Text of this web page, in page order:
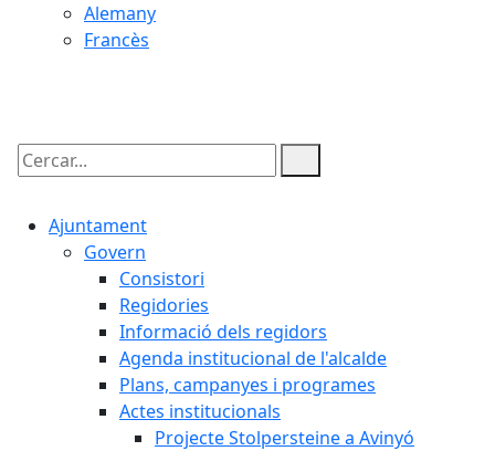
Alemany
Francès
Cercar:
Ajuntament
Govern
Consistori
Regidories
Informació dels regidors
Agenda institucional de l'alcalde
Plans, campanyes i programes
Actes institucionals
Projecte Stolpersteine a Avinyó